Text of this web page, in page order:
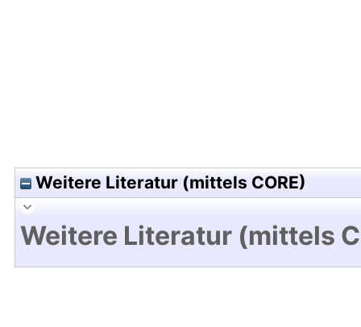
Weitere Literatur (mittels CORE)
Weitere Literatur (mittels